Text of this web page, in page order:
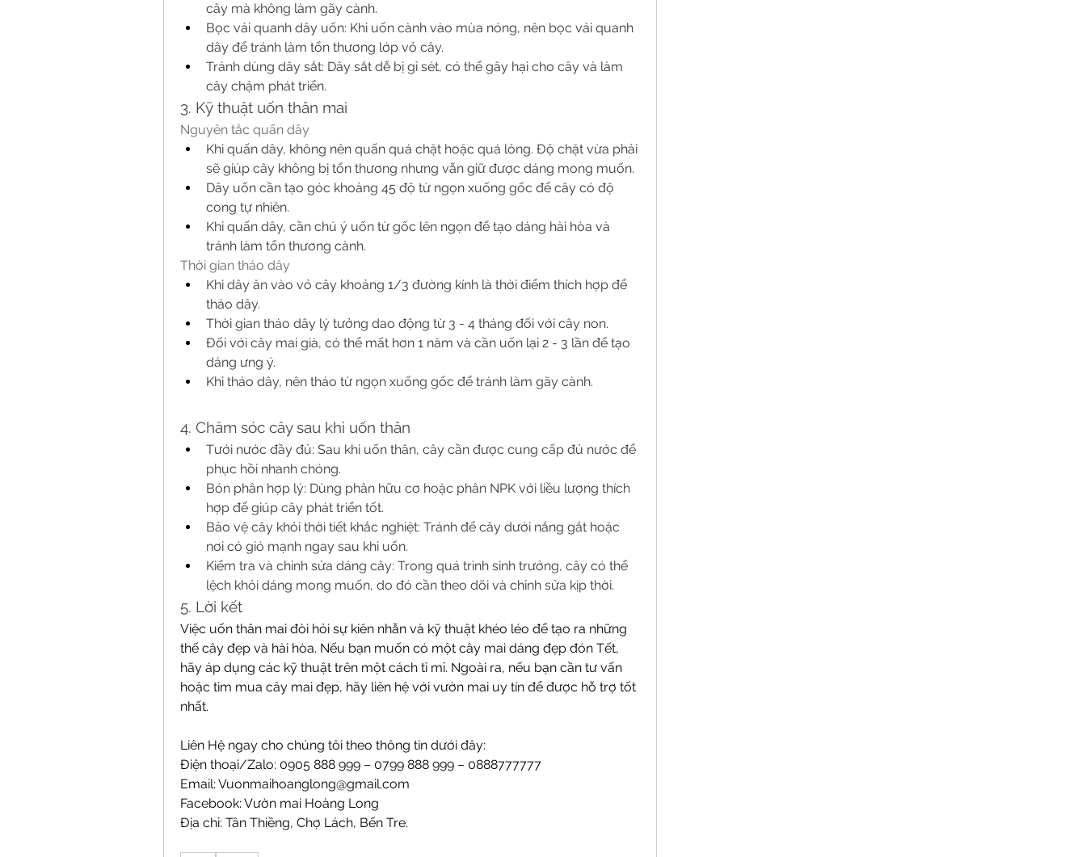
cây mà không làm gãy cành.
Bọc vải quanh dây uốn: Khi uốn cành vào mùa nóng, nên bọc vải quanh
dây để tránh làm tổn thương lớp vỏ cây.
Tránh dùng dây sắt: Dây sắt dễ bị gỉ sét, có thể gây hại cho cây và làm
cây chậm phát triển.
3. Kỹ thuật uốn thân mai
Nguyên tắc quấn dây
Khi quấn dây, không nên quấn quá chặt hoặc quá lỏng. Độ chặt vừa phải
sẽ giúp cây không bị tổn thương nhưng vẫn giữ được dáng mong muốn.
Dây uốn cần tạo góc khoảng 45 độ từ ngọn xuống gốc để cây có độ
cong tự nhiên.
Khi quấn dây, cần chú ý uốn từ gốc lên ngọn để tạo dáng hài hòa và
tránh làm tổn thương cành.
Thời gian tháo dây
Khi dây ăn vào vỏ cây khoảng 1/3 đường kính là thời điểm thích hợp để
tháo dây.
Thời gian tháo dây lý tưởng dao động từ 3 - 4 tháng đối với cây non.
Đối với cây mai già, có thể mất hơn 1 năm và cần uốn lại 2 - 3 lần để tạo
dáng ưng ý.
Khi tháo dây, nên tháo từ ngọn xuống gốc để tránh làm gãy cành.
4. Chăm sóc cây sau khi uốn thân
Tưới nước đầy đủ: Sau khi uốn thân, cây cần được cung cấp đủ nước để
phục hồi nhanh chóng.
Bón phân hợp lý: Dùng phân hữu cơ hoặc phân NPK với liều lượng thích
hợp để giúp cây phát triển tốt.
Bảo vệ cây khỏi thời tiết khắc nghiệt: Tránh để cây dưới nắng gắt hoặc
nơi có gió mạnh ngay sau khi uốn.
Kiểm tra và chỉnh sửa dáng cây: Trong quá trình sinh trưởng, cây có thể
lệch khỏi dáng mong muốn, do đó cần theo dõi và chỉnh sửa kịp thời.
5. Lời kết
Việc uốn thân mai đòi hỏi sự kiên nhẫn và kỹ thuật khéo léo để tạo ra những
thế cây đẹp và hài hòa. Nếu bạn muốn có một cây mai dáng đẹp đón Tết,
hãy áp dụng các kỹ thuật trên một cách tỉ mỉ. Ngoài ra, nếu bạn cần tư vấn
hoặc tìm mua cây mai đẹp, hãy liên hệ với vườn mai uy tín để được hỗ trợ tốt
nhất.
Liên Hệ ngay cho chúng tôi theo thông tin dưới đây:
Điện thoại/Zalo: 0905 888 999 – 0799 888 999 – 0888777777
Email: Vuonmaihoanglong@gmail.com
Facebook: Vườn mai Hoàng Long
Địa chỉ: Tân Thiềng, Chợ Lách, Bến Tre.